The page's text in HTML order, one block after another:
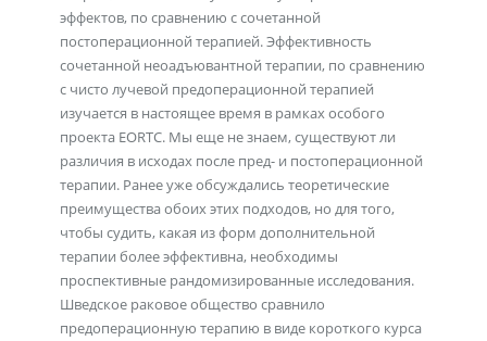
эффектов, по сравнению с сочетанной
постоперационной терапией. Эффективность
сочетанной неоадъювантной терапии, по сравнению
с чисто лучевой предоперационной терапией
изучается в настоящее время в рамках особого
проекта EORTC. Мы еще не знаем, существуют ли
различия в исходах после пред- и постоперационной
терапии. Ранее уже обсуждались теоретические
преимущества обоих этих подходов, но для того,
чтобы судить, какая из форм дополнительной
терапии более эффективна, необходимы
проспективные рандомизированные исследования.
Шведское раковое общество сравнило
предоперационную терапию в виде короткого курса